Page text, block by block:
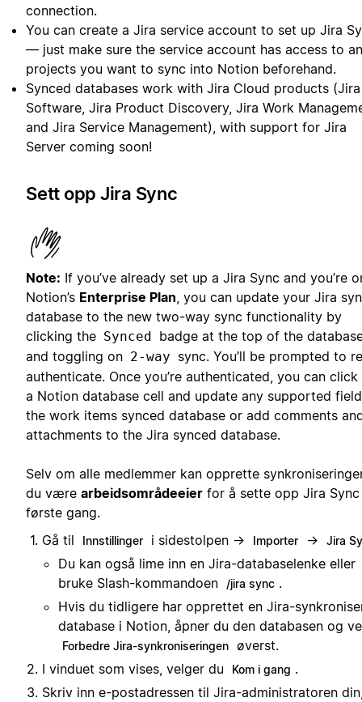
connection.
You can create a Jira service account to set up Jira
— just make sure the service account has access to
projects you want to sync into Notion beforehand.
Synced databases work with Jira Cloud products (Jira
Software, Jira Product Discovery, Jira Work
and Jira Service Management), with support for Jira
Server coming soon!
Sett opp Jira Sync
Note: If you’ve already set up a Jira Sync and you’re
Notion’s Enterprise Plan , you can update your Jira
database to the new two-way sync functionality by
clicking the Synced badge at the top of the
and toggling on 2-way sync. You’ll be prompted to
authenticate. Once you’re authenticated, you can
a Notion database cell and update any supported
the work items synced database or add comments
attachments to the Jira synced database.
Selv om alle medlemmer kan opprette
du være arbeidsområdeeier for å sette opp Jira Sync
første gang.
Gå til
Innstillinger i sidestolpen → Importer → Jira
Du kan også lime inn en Jira-databaselenke eller
bruke Slash-kommandoen
/jira sync .
Hvis du tidligere har opprettet en Jira-
database i Notion, åpner du den databasen og
Forbedre Jira-synkroniseringen øverst.
I vinduet som vises, velger du
Kom i gang .
Skriv inn e-postadressen til Jira-administratoren